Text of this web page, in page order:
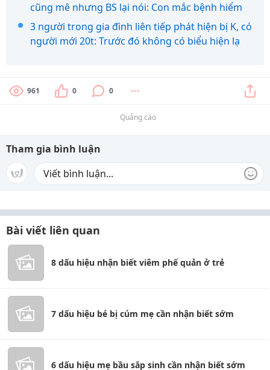
cũng mê nhưng BS lại nói: Con mắc bệnh hiểm
3 người trong gia đình liên tiếp phát hiện bị K, có
người mới 20t: Trước đó không có biểu hiện lạ
961 0 0
Quảng cáo
Tham gia bình luận
Bài viết liên quan
8 dấu hiệu nhận biết viêm phế quản ở trẻ
7 dấu hiệu bé bị cúm mẹ cần nhận biết sớm
6 dấu hiệu mẹ bầu sắp sinh cần nhận biết sớm